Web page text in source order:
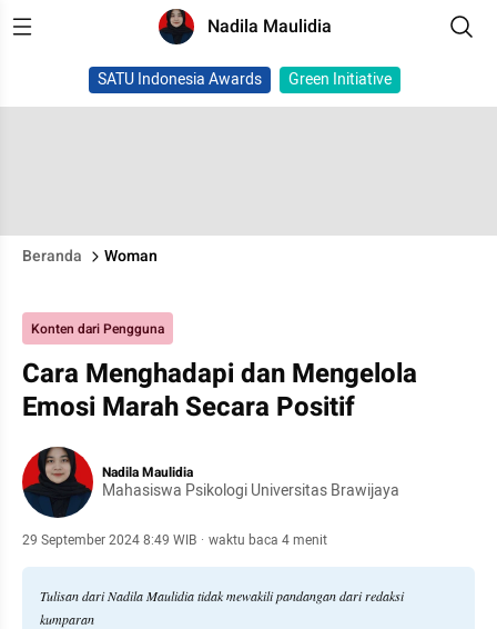
Nadila Maulidia
SATU Indonesia Awards Green Initiative
Beranda Woman
Konten dari Pengguna
Cara Menghadapi dan Mengelola
Emosi Marah Secara Positif
Nadila Maulidia
Mahasiswa Psikologi Universitas Brawijaya
29 September 2024 8:49 WIB · waktu baca 4 menit
Tulisan dari Nadila Maulidia tidak mewakili pandangan dari redaksi
kumparan